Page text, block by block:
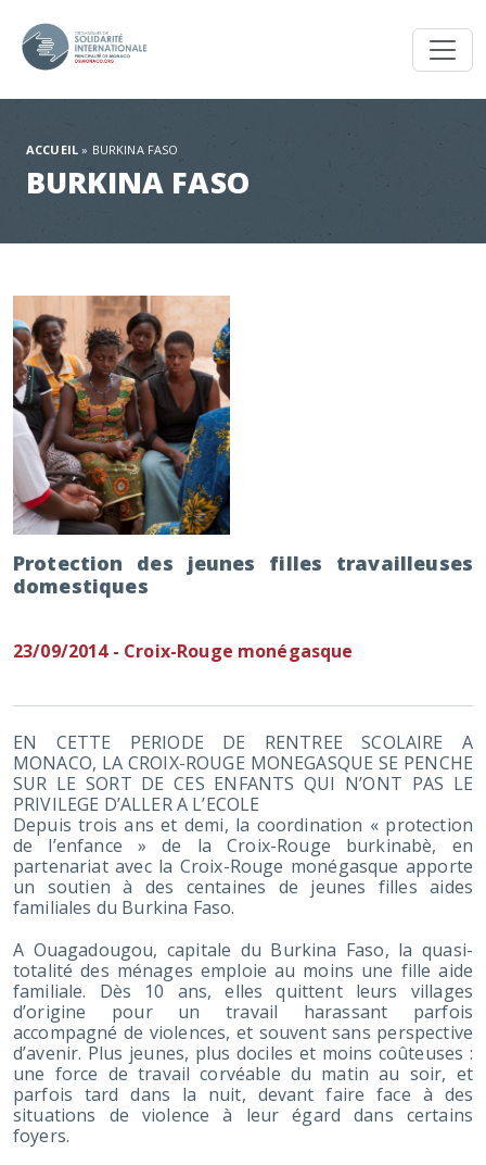
ACCUEIL » BURKINA FASO
BURKINA FASO
Protection des jeunes filles travailleuses
domestiques
23/09/2014 - Croix-Rouge monégasque
EN CETTE PERIODE DE RENTREE SCOLAIRE A
MONACO, LA CROIX-ROUGE MONEGASQUE SE PENCHE
SUR LE SORT DE CES ENFANTS QUI N’ONT PAS LE
PRIVILEGE D’ALLER A L’ECOLE
Depuis trois ans et demi, la coordination « protection
de l’enfance » de la Croix-Rouge burkinabè, en
partenariat avec la Croix-Rouge monégasque apporte
un soutien à des centaines de jeunes filles aides
familiales du Burkina Faso.
A Ouagadougou, capitale du Burkina Faso, la quasi-
totalité des ménages emploie au moins une fille aide
familiale. Dès 10 ans, elles quittent leurs villages
d’origine pour un travail harassant parfois
accompagné de violences, et souvent sans perspective
d’avenir. Plus jeunes, plus dociles et moins coûteuses :
une force de travail corvéable du matin au soir, et
parfois tard dans la nuit, devant faire face à des
situations de violence à leur égard dans certains
foyers.